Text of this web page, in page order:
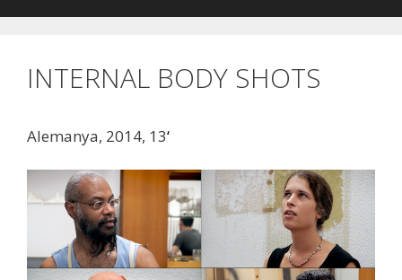
INTERNAL BODY SHOTS
Alemanya, 2014, 13‘